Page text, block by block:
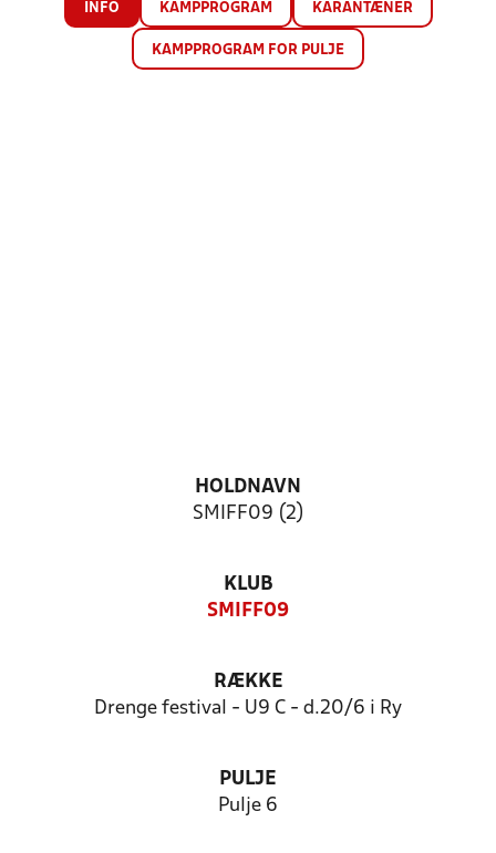
INFO KAMPPROGRAM KARANTÆNER
KAMPPROGRAM FOR PULJE
HOLDNAVN
SMIFF09 (2)
KLUB
SMIFF09
RÆKKE
Drenge festival - U9 C - d.20/6 i Ry
PULJE
Pulje 6